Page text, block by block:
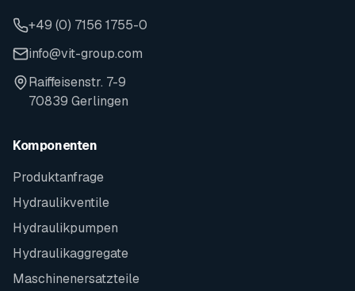
+49 (0) 7156 1755-0
info@vit-group.com
Raiffeisenstr. 7-9
70839 Gerlingen
Komponenten
Produktanfrage
Hydraulikventile
Hydraulikpumpen
Hydraulikaggregate
Maschinenersatzteile